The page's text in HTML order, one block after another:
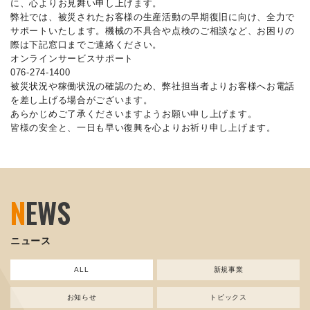
に、心よりお見舞い申し上げます。
弊社では、被災されたお客様の生産活動の早期復旧に向け、全力で
サポートいたします。機械の不具合や点検のご相談など、お困りの
際は下記窓口までご連絡ください。
オンラインサービスサポート
076-274-1400
被災状況や稼働状況の確認のため、弊社担当者よりお客様へお電話
を差し上げる場合がございます。
あらかじめご了承くださいますようお願い申し上げます。
皆様の安全と、一日も早い復興を心よりお祈り申し上げます。
NEWS
ニュース
ALL 新規事業
お知らせ トピックス